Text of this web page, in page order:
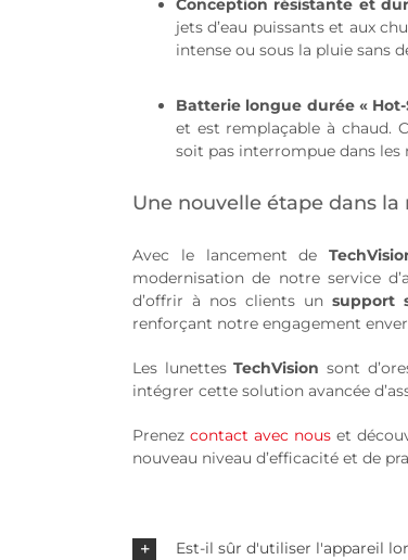
Conception résistante et
jets d’eau puissants et aux
intense ou sous la pluie sans
Batterie longue durée « Hot-
et est remplaçable à chaud.
soit pas interrompue dans
Une nouvelle étape dans
Avec le lancement de
modernisation de notre service
d’offrir à nos clients unsupport
renforçant notre engagement
Les lunettesTechVision sont
intégrer cette solution avancée
Prenez contact avec nous et
nouveau niveau d’efficacité et de
Est-il sûr d'utiliser l'appareil